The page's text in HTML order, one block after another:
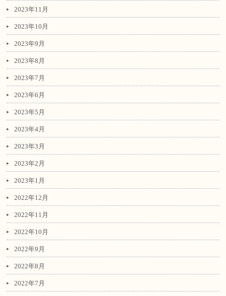
2023年11月
2023年10月
2023年9月
2023年8月
2023年7月
2023年6月
2023年5月
2023年4月
2023年3月
2023年2月
2023年1月
2022年12月
2022年11月
2022年10月
2022年9月
2022年8月
2022年7月